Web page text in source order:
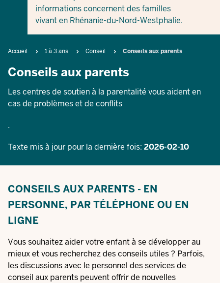
informations concernent des familles
vivant en Rhénanie-du-Nord-Westphalie.
Breadcrumb
Accueil 1 à 3 ans Conseil Conseils aux parents
Conseils aux parents
Les centres de soutien à la parentalité vous aident en
cas de problèmes et de conflits
.
Texte mis à jour pour la dernière fois: 2026-02-10
CONSEILS AUX PARENTS - EN
PERSONNE, PAR TÉLÉPHONE OU EN
LIGNE
Vous souhaitez aider votre enfant à se développer au
mieux et vous recherchez des conseils utiles ? Parfois,
les discussions avec le personnel des services de
conseil aux parents peuvent offrir de nouvelles